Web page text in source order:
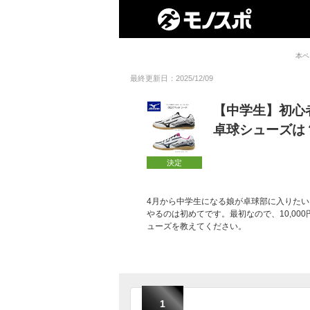
本
最終更新日：2025/12/09
決定
【中学生】初
卓球シューズは
4月から中学生になる娘が卓球部に入りた
やるのは初めてです。最初なので、
ューズを教えてください。
1